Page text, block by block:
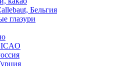
Бельгия
глазури